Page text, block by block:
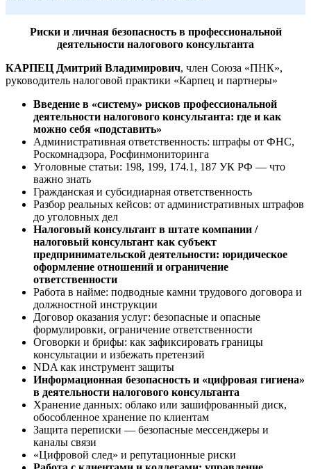
Риски и личная безопасность в профессиональной
деятельности налогового консультанта
КАРПЕЦ Дмитрий Владимирович, член Союза «ПНК»,
руководитель налоговой практики «Карпец и партнеры»
Введение в «систему» рисков профессиональной
деятельности налогового консультанта: где и как
можно себя «подставить»
Административная ответственность: штрафы от ФНС,
Роскомнадзора, Росфинмониторинга
Уголовные статьи: 198, 199, 174.1, 187 УК РФ — что
важно знать
Гражданская и субсидиарная ответственность
Разбор реальных кейсов: от административных штрафов
до уголовных дел
Налоговый консультант в штате компании /
налоговый консультант как субъект
предпринимательской деятельности: юридическое
оформление отношений и ограничение
ответственности
Работа в найме: подводные камни трудового договора и
должностной инструкции
Договор оказания услуг: безопасные и опасные
формулировки, ограничение ответственности
Оговорки и брифы: как зафиксировать границы
консультации и избежать претензий
NDA как инструмент защиты
Информационная безопасность и «цифровая гигиена»
в деятельности налогового консультанта
Хранение данных: облако или зашифрованный диск,
обособленное хранение по клиентам
Защита переписки — безопасные мессенджеры и
каналы связи
«Цифровой след» и репутационные риски